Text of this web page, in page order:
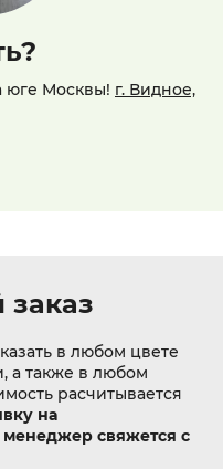
юге Москвы! г. Видное,
в любом цвете
а также в любом
расчитывается
на
свяжется с